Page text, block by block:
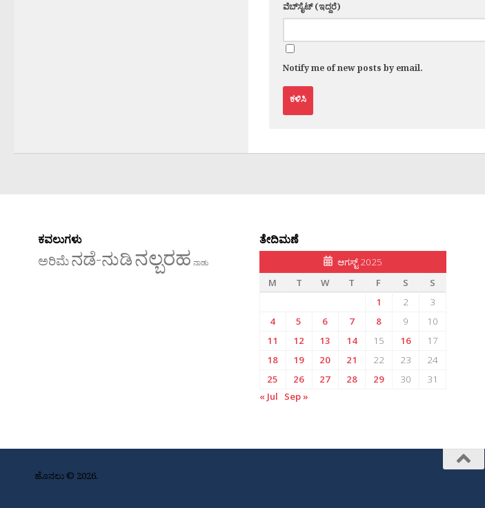
ವೆಬ್‌ಸೈಟ್ (ಇದ್ದರೆ)
Notify me of new posts by email.
ಕವಲುಗಳು
ಅರಿಮೆನಡೆ-ನುಡಿನಲ್ಬರಹ ನಾಡು
ತೇದಿಮಣೆ
ಆಗಸ್ಟ್ 2025
M
T W T F S
S
1
2
3
4
5 6 7 8 9
10
11
12 13 14 15 16
17
18
19 20 21 22 23
24
25
26 27 28 29 30
31
« Jul
Sep »
ಹೊನಲು © 2026.